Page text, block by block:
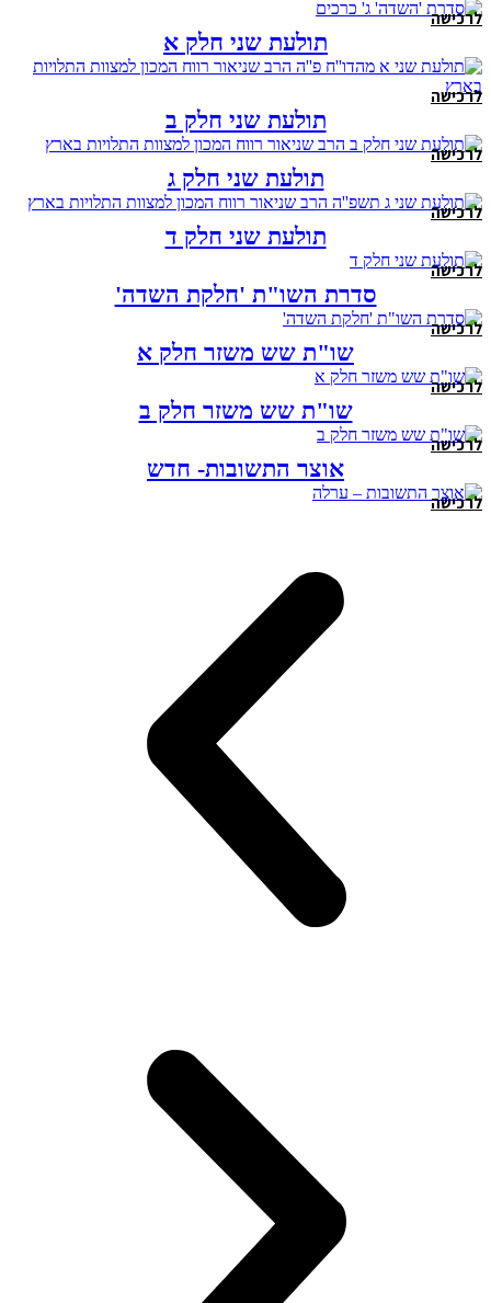
לרכישה
תולעת שני חלק א
לרכישה
תולעת שני חלק ב
לרכישה
תולעת שני חלק ג
לרכישה
תולעת שני חלק ד
לרכישה
סדרת השו"ת 'חלקת השדה'
לרכישה
שו"ת שש משזר חלק א
לרכישה
שו"ת שש משזר חלק ב
לרכישה
אוצר התשובות- חדש
לרכישה